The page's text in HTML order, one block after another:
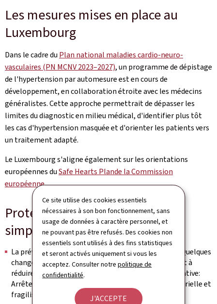
Ce site utilise des cookies essentiels
nécessaires à son bon fonctionnement, sans
usage de données à caractère personnel, et
ne pouvant pas être refusés. Des cookies non
essentiels sont utilisés à des fins statistiques
et seront activés uniquement si vous les
acceptez. Consulter notrepolitique de
confidentialité.
J'ACCEPTE
Les mesures mises en place au
Luxembourg
Dans le cadre du Plan national maladies cardio-neuro-
vasculaires (PN MCNV 2023–2027), un programme de dépistage
de l'hypertension par automesure est en cours de
développement, en collaboration étroite avec les médecins
généralistes. Cette approche permettrait de dépasser les
limites du diagnostic en milieu médical, d'identifier plus tôt
les cas d'hypertension masquée et d'orienter les patients vers
un traitement adapté.
Le Luxembourg s'aligne également sur les orientations
européennes duSafe Hearts Plande la Commission
européenne.
Protéger sa tension: 6 gestes
simples au quotidien
La prévention commence par des choix de vie sains. Quelques
changements dans les habitudes quotidiennes aident à
réduire le risque cardiovasculaire de manière significative:
Arrêter de fumer: le tabac augmente la pression artérielle et
fragilise les artères.